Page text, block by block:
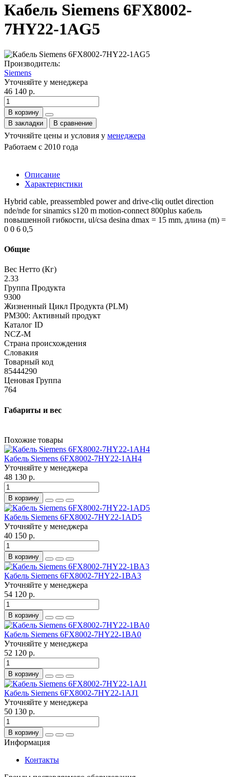
Кабель Siemens 6FX8002-
7HY22-1AG5
Производитель:
Siemens
Уточняйте у менеджера
46 140 р.
В корзину
В закладки
В сравнение
Уточняйте цены и условия у менеджера
Работаем с 2010 года
Описание
Характеристики
Hybrid cable, preassembled power and drive-cliq outlet direction
nde/nde for sinamics s120 m motion-connect 800plus кабель
повышенной гибкости, ul/csa desina dmax = 15 mm, длина (m) =
0 0 6 0,5
Общие
Вес Нетто (Кг)
2.33
Группа Продукта
9300
Жизненный Цикл Продукта (PLM)
PM300: Активный продукт
Каталог ID
NCZ-M
Страна происхождения
Словакия
Товарный код
85444290
Ценовая Группа
764
Габариты и вес
Похожие товары
Кабель Siemens 6FX8002-7HY22-1AH4
Уточняйте у менеджера
48 130 р.
В корзину
Кабель Siemens 6FX8002-7HY22-1AD5
Уточняйте у менеджера
40 150 р.
В корзину
Кабель Siemens 6FX8002-7HY22-1BA3
Уточняйте у менеджера
54 120 р.
В корзину
Кабель Siemens 6FX8002-7HY22-1BA0
Уточняйте у менеджера
52 120 р.
В корзину
Кабель Siemens 6FX8002-7HY22-1AJ1
Уточняйте у менеджера
50 130 р.
В корзину
Информация
Контакты